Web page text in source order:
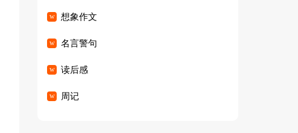
想象作文
名言警句
读后感
周记